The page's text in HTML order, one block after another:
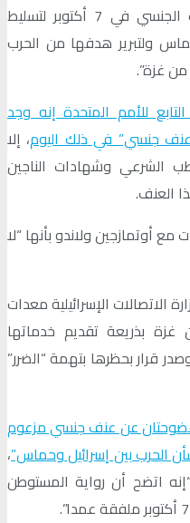
وبينت أن “إسرائيل تشير إلى العنف الجنسي في 7 أكتوبر لتسليط
ولتبرير هدفها من الحرب
غزة”.
للأمم المتحدة إنه وجد
“عنف جنسي” في ذلك اليوم، إلا
الشرعي وشهادات الناجين
العنف.
أوتمازجين ولاندو بأنها “لا
الاتصالات الإسرائيلية معدات
بذريعة تقديم خدماتها
قرار بحظرها بتهمة “الضرر”
عن عنف جنسي مزعوم
،
اتضح أن رواية المستوطن